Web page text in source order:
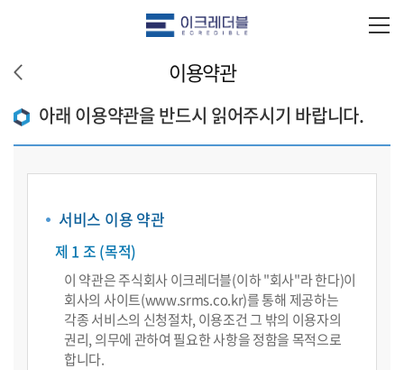
이용약관
아래 이용약관을 반드시 읽어주시기 바랍니다.
서비스 이용 약관
제 1 조 (목적)
이 약관은 주식회사 이크레더블(이하 "회사"라 한다)이
회사의 사이트(www.srms.co.kr)를 통해 제공하는
각종 서비스의 신청절차, 이용조건 그 밖의 이용자의
권리, 의무에 관하여 필요한 사항을 정함을 목적으로
합니다.